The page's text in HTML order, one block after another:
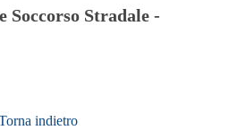
Soccorso Stradale -
indietro